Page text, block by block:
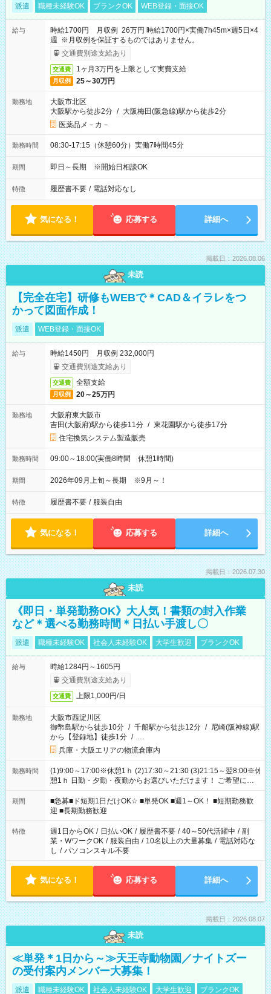
派遣 職種未経験OK ブランクOK WEB登録・面接OK
給与
時給1700円 月収例 26万円 時給1700円×実働7h45m×週5日×4
週 ※月収例を保証するものではありません。
交通費別途支給あり
交通費 1ヶ月3万円を上限として実費支給
月収例 25～30万円
勤務地
大阪市北区
大阪駅から徒歩2分 / 大阪梅田(阪急線)駅から徒歩2分
医薬品メ－カ－
勤務時間 08:30-17:15（休憩60分）実働7時間45分
期間 即日～長期 ※開始日相談OK
特徴 履歴書不要 / 電話対応なし
気になる！ 応募する 詳細へ
掲載日：2026.08.06
未読
【完全在宅】研修もWEBで＊CAD＆イラレをつ
かって図面作成！
派遣 WEB登録・面接OK
給与
時給1450円 月収例 232,000円
交通費別途支給あり
交通費 全額支給
月収例 20～25万円
勤務地
大阪府東大阪市
吉田(大阪府)駅から徒歩11分 / 東花園駅から徒歩17分
住宅換気システム製造販売
勤務時間 09:00～18:00(実働8時間 休憩1時間)
期間 2026年09月上旬～長期 ※9月～！
特徴 履歴書不要 / 服装自由
気になる！ 応募する 詳細へ
掲載日：2026.07.30
未読
《即日・単発勤務OK》大人気！書類の封入作業
など＊選べる勤務時間＊日払い手渡し〇
派遣 職種未経験OK 社会人未経験OK 大学生歓迎 ブランクOK
給与
時給1284円～1605円
交通費別途支給あり
交通費 上限1,000円/日
勤務地
大阪市西淀川区
御幣島駅から徒歩10分 / 千船駅から徒歩12分 / 尼崎(阪神線)駅
から【登録地】徒歩1分 / …
兵庫・大阪エリアの物流倉庫内
勤務時間
(1)9:00～17:00※休憩1ｈ (2)17:30～21:30 (3)21:15～翌8:00※休
憩1ｈ 日勤・夕勤・夜勤からお選びいただけます！ ご希望に合
わせて働けるお仕事です(*^^*) 【その他選べる勤務時間】 8-17
時/9-17時/9-18時/10-18時/11-21時/18-22時/20-翌4時/21-翌5
時/22-翌6時/0-翌8時 ご自身のご都合で選んで頂ける完全自由シ
フト！
期間
■急募■ド短期1日だけOK☆ ■単発OK ■週1～OK！ ■短期勤務歓
迎 ■長期勤務歓迎
特徴 週1日からOK / 日払いOK / 履歴書不要 / 40～50代活躍中 / 副
業・WワークOK / 服装自由 / 10名以上の大量募集 / 電話対応な
し / パソコンスキル不要
気になる！ 応募する 詳細へ
掲載日：2026.08.07
未読
≪単発＊1日から～≫天王寺動物園／ナイトズー
の受付案内メンバー大募集！
派遣 職種未経験OK 社会人未経験OK 大学生歓迎 ブランクOK